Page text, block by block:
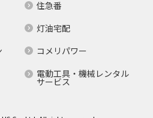
住急番
灯油宅配
コメリパワー
電動工具・機械レンタル
サービス